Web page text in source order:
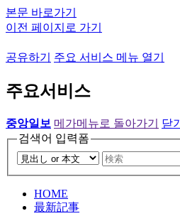
본문 바로가기
이전 페이지로 가기
공유하기 주요 서비스 메뉴 열기
주요서비스
중앙일보 메가메뉴로 돌아가기
닫기
검색어 입력폼
HOME
最新記事